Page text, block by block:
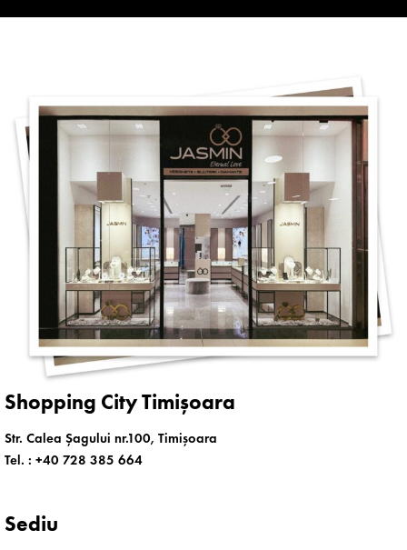
Shopping City Timișoara
Str. Calea Șagului nr.100, Timișoara
Tel. : +40 728 385 664
Sediu